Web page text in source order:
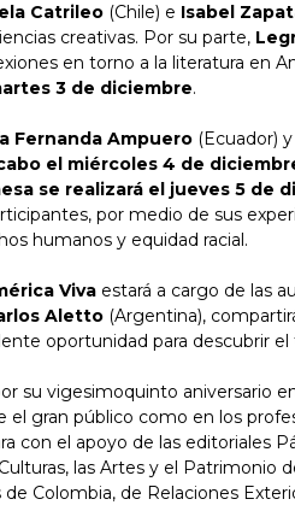
Catrileo (Chile) e Isabel
creativas. Por su parte,
en torno a la literatura en
3 de diciembre.
Fernanda Ampuero (Ecuador) y
el miércoles 4 de
se realizará el jueves 5 de
por medio de sus
humanos y equidad racial.
Viva estará a cargo de las
Aletto (Argentina),
oportunidad para descubrir
su vigesimoquinto aniversario
el gran público como en los
con el apoyo de las editoriales
las Artes y el Patrimonio
de Colombia, de Relaciones